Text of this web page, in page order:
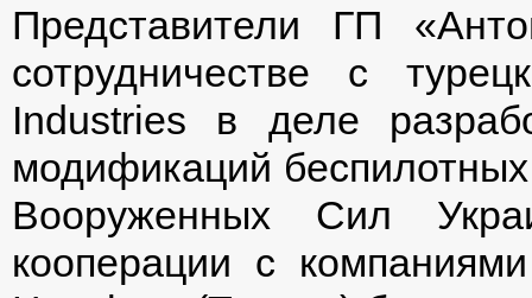
Представители ГП
сотрудничестве с
Industries в деле
модификаций
Вооруженных Сил
кооперации с